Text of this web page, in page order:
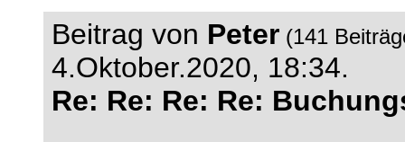
Beitrag von Peter (141
4.Oktober.2020, 18:34.
Re: Re: Re: Re: